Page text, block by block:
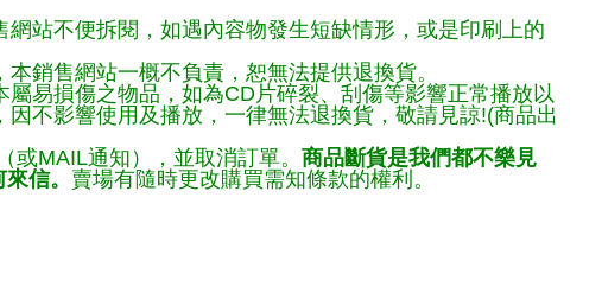
站不便拆閱，如遇內容物發生短缺情形，或是印刷上的
銷售網站一概不負責，恕無法提供退換貨。
易損傷之物品，如為CD片碎裂、刮傷等影響正常播放以
不影響使用及播放，一律無法退換貨，敬請見諒!(商品出
MAIL通知），並取消訂單。 商品斷貨是我們都不樂見
信。 賣場有隨時更改購買需知條款的權利。